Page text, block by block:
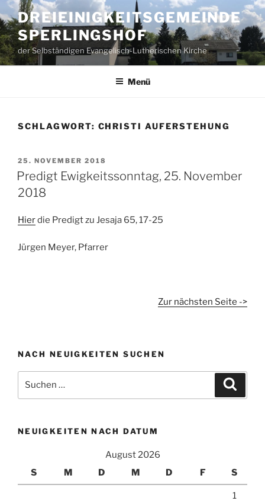
Zum
Inhalt
springen
DREIEINIGKEITSGEMEINDE
SPERLINGSHOF
der Selbständigen Evangelisch-Lutherischen Kirche
Menü
SCHLAGWORT: CHRISTI AUFERSTEHUNG
VERÖFFENTLICHT
AM
25. NOVEMBER 2018
Predigt Ewigkeitssonntag, 25. November
2018
Hierdie Predigt zu Jesaja 65, 17-25
Jürgen Meyer, Pfarrer
Zur nächsten Seite ->
NACH NEUIGKEITEN SUCHEN
nach:
NEUIGKEITEN NACH DATUM
August 2026
S
M D M D F S
1